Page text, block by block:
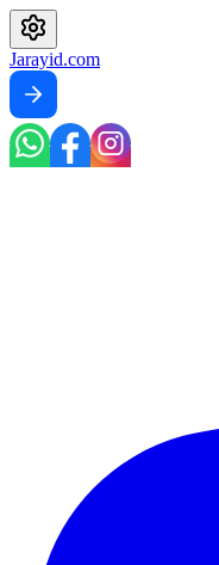
Jarayid.com